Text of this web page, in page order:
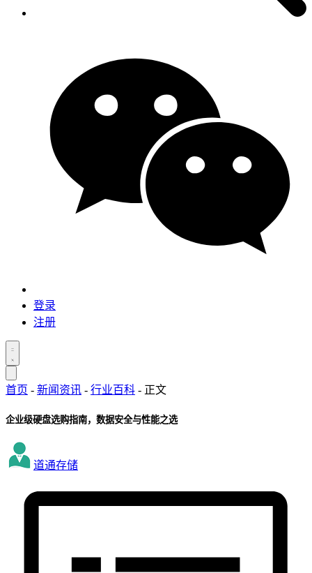
登录
注册
首页 - 新闻资讯 - 行业百科 - 正文
企业级硬盘选购指南，数据安全与性能之选
道通存储